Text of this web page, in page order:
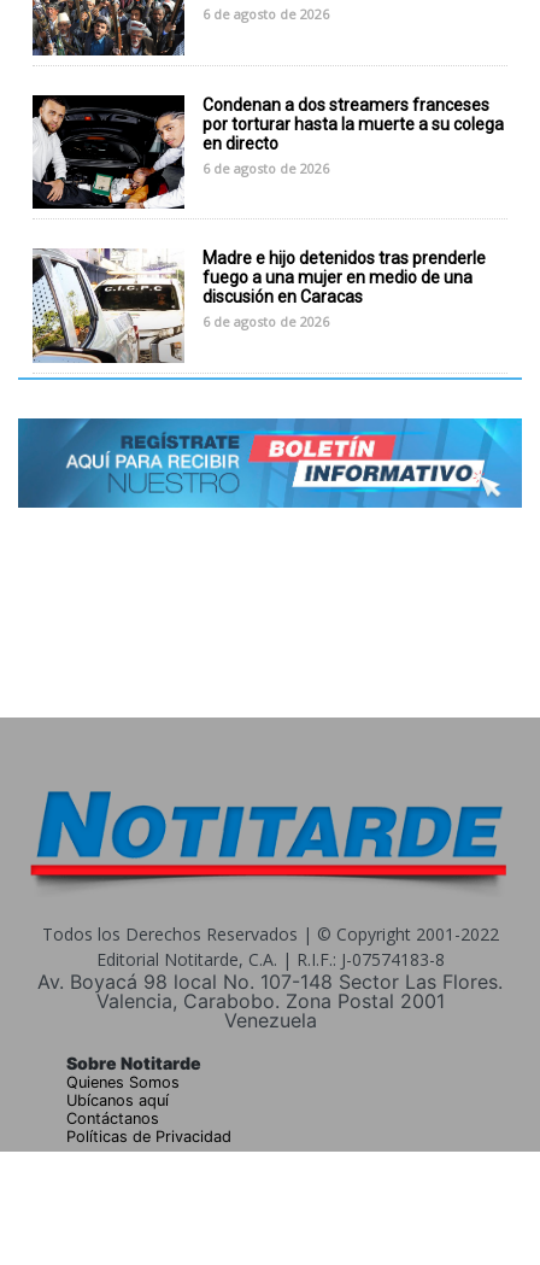
6 de agosto de 2026
Condenan a dos streamers franceses
por torturar hasta la muerte a su colega
en directo
6 de agosto de 2026
Madre e hijo detenidos tras prenderle
fuego a una mujer en medio de una
discusión en Caracas
6 de agosto de 2026
Todos los Derechos Reservados | © Copyright 2001-2022
Editorial Notitarde, C.A. | R.I.F.: J-07574183-8
Av. Boyacá 98 local No. 107-148 Sector Las Flores.
Valencia, Carabobo. Zona Postal 2001
Venezuela
Sobre Notitarde
Quienes Somos
Ubícanos aquí
Contáctanos
Políticas de Privacidad